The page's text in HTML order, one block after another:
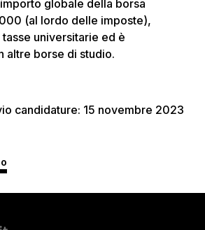
globale della borsa
(al lordo delle imposte),
universitarie ed è
altre borse di studio.
candidature: 15 novembre 2023